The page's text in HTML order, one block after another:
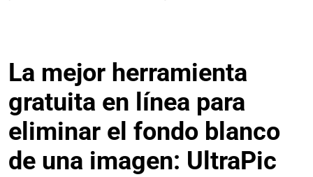
La mejor herramienta
gratuita en línea para
eliminar el fondo blanco
de una imagen: UltraPic